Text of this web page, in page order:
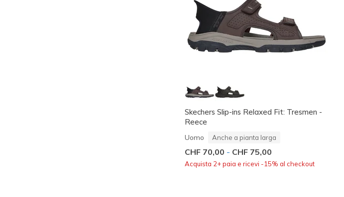
Skechers Slip-ins Relaxed Fit: Tresmen -
Reece
Uomo Anche a pianta larga
CHF 70,00 - CHF 75,00
Acquista 2+ paia e ricevi -15% al checkout